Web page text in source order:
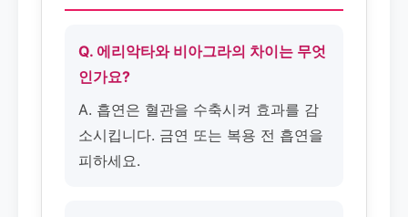
Q. 에리악타와 비아그라의 차이는 무엇
인가요?
A. 흡연은 혈관을 수축시켜 효과를 감
소시킵니다. 금연 또는 복용 전 흡연을
피하세요.